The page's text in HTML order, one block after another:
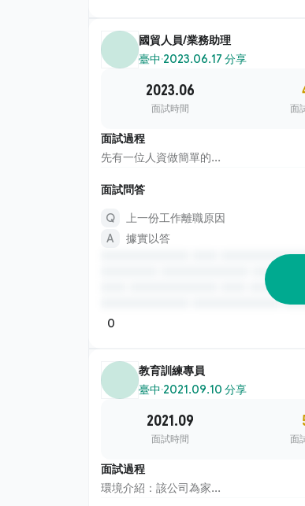
國貿人員/業務助理
臺中·2023.06.17 分享
2023.06
面試時間 面
面試過程
先有一位人資做簡單的...
面試問答
上一份工作離職原因
據實以答
0
教育訓練專員
臺中·2021.09.10 分享
2021.09
面試時間 面
面試過程
環境介紹：該公司為家...